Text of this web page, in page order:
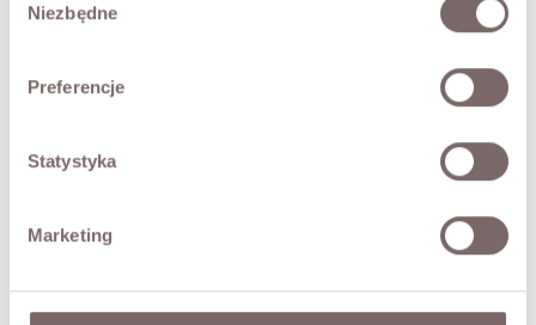
zgody
Niezbędne
Preferencje
Statystyka
Marketing
COMPLETE THE LOOK